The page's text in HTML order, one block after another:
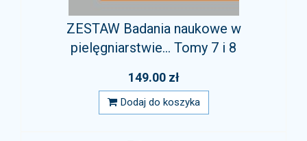
ZESTAW Badania naukowe w
pielęgniarstwie... Tomy 7 i 8
149.00 zł
Dodaj do koszyka